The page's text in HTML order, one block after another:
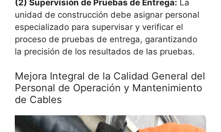
(2) Supervisión de Pruebas de Entrega: La
unidad de construcción debe asignar personal
especializado para supervisar y verificar el
proceso de pruebas de entrega, garantizando
la precisión de los resultados de las pruebas.
Mejora Integral de la Calidad General del
Personal de Operación y Mantenimiento
de Cables